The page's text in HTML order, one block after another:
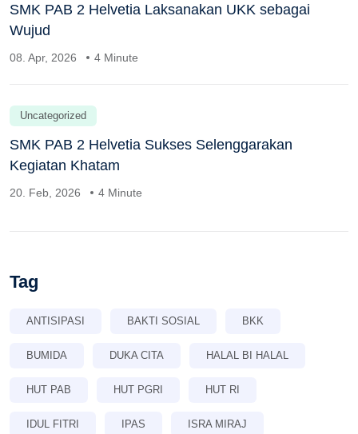
SMK PAB 2 Helvetia Laksanakan UKK sebagai
Wujud
08. Apr, 2026 4 Minute
Uncategorized
SMK PAB 2 Helvetia Sukses Selenggarakan
Kegiatan Khatam
20. Feb, 2026 4 Minute
Tag
ANTISIPASI BAKTI SOSIAL BKK
BUMIDA DUKA CITA HALAL BI HALAL
HUT PAB HUT PGRI HUT RI
IDUL FITRI IPAS ISRA MIRAJ